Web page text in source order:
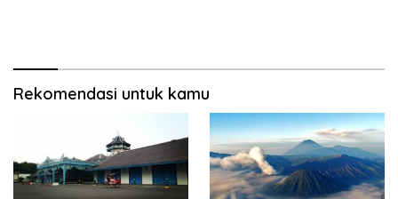
Rekomendasi untuk kamu